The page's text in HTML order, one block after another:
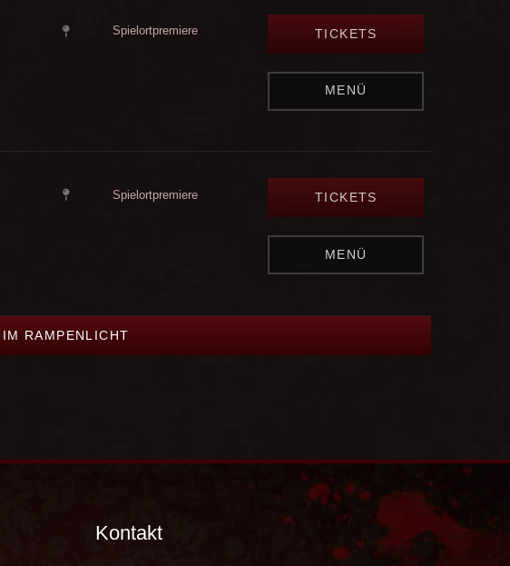
Spielortpremiere TICKETS
MENÜ
Spielortpremiere TICKETS
MENÜ
RAMPENLICHT
Kontakt